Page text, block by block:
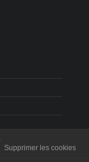
Supprimer les cookies